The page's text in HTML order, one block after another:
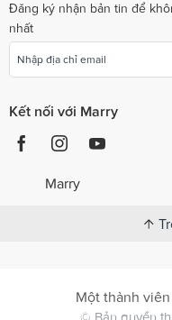
Đăng ký nhận bản tin để
nhất
Kết nối với Marry
Marry
Một thành